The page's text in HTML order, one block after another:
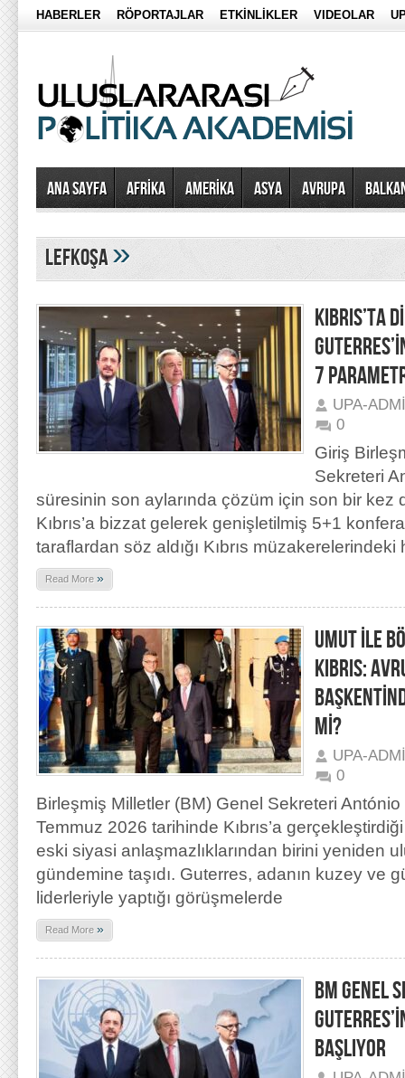
HABERLER RÖPORTAJLAR ETKİNLİKLER VIDEOLAR
Ana Sayfa AFRİKA AMERİKA ASYA AVRUPA
lefkoşa»
KIBRIS’TA
7
UPA-
0
Giriş
Sekreteri
süresinin son aylarında çözüm için son bir kez
Kıbrıs’a bizzat gelerek genişletilmiş 5+1
taraflardan söz aldığı Kıbrıs
Read More »
UMUT İLE
KIBRIS:
Mİ?
UPA-
0
Birleşmiş Milletler (BM) Genel Sekreteri António
Temmuz 2026 tarihinde Kıbrıs’a
eski siyasi anlaşmazlıklarından birini yeniden
gündemine taşıdı. Guterres, adanın kuzey ve
liderleriyle yaptığı görüşmelerde
Read More »
BM GENEL
BAŞLIYOR